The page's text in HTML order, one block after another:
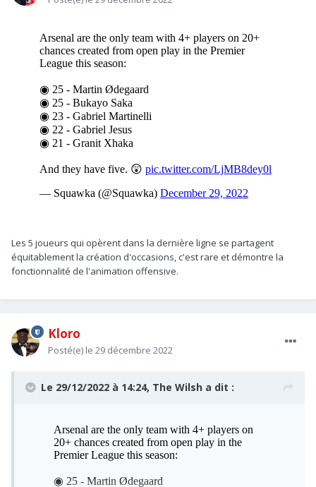
Les 5 joueurs qui opèrent dans la dernière ligne se partagent
équitablement la création d'occasions, c'est rare et démontre la
fonctionnalité de l'animation offensive.
Kloro
Posté(e) le 29 décembre 2022
Le 29/12/2022 à 14:24, The Wilsh a dit :